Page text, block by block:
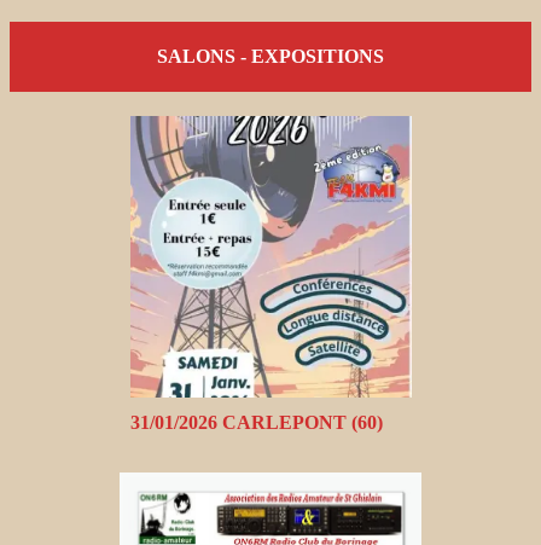
SALONS - EXPOSITIONS
31/01/2026 CARLEPONT (60)